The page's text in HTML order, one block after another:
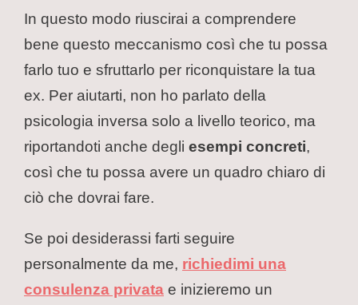
In questo modo riuscirai a comprendere
bene questo meccanismo così che tu possa
farlo tuo e sfruttarlo per riconquistare la tua
ex. Per aiutarti, non ho parlato della
psicologia inversa solo a livello teorico, ma
riportandoti anche degli esempi concreti,
così che tu possa avere un quadro chiaro di
ciò che dovrai fare.
Se poi desiderassi farti seguire
personalmente da me, richiedimi una
consulenza privata e inizieremo un